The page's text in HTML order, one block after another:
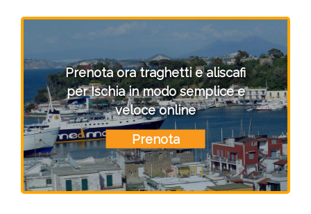
Prenota ora traghetti e aliscafi
per Ischia in modo semplice e
veloce online
Prenota